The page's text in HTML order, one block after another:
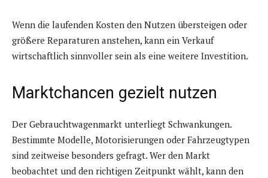
Wenn die laufenden Kosten den Nutzen übersteigen oder
größere Reparaturen anstehen, kann ein Verkauf
wirtschaftlich sinnvoller sein als eine weitere Investition.
Marktchancen gezielt nutzen
Der Gebrauchtwagenmarkt unterliegt Schwankungen.
Bestimmte Modelle, Motorisierungen oder Fahrzeugtypen
sind zeitweise besonders gefragt. Wer den Markt
beobachtet und den richtigen Zeitpunkt wählt, kann den